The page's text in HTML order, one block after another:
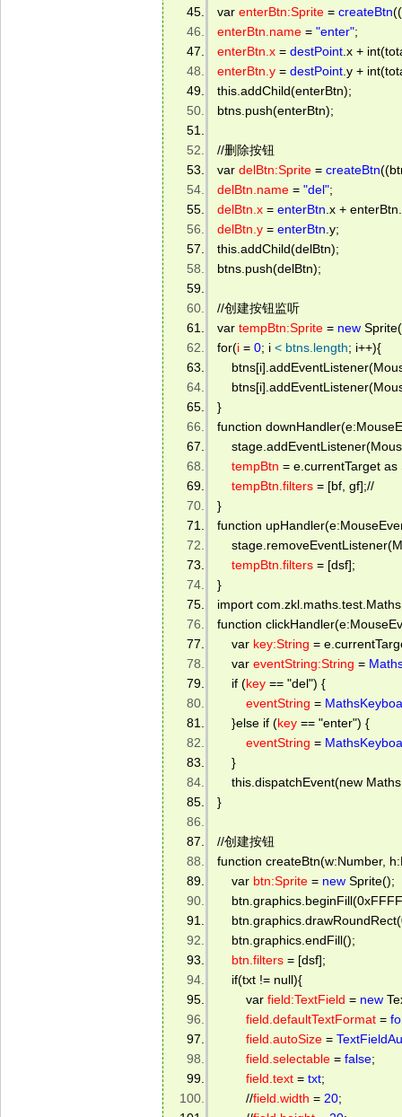
var enterBtn:Sprite = createBtn
enterBtn.name = "enter";
enterBtn.x = destPoint .x +
enterBtn.y = destPoint .y +
this.addChild(enterBtn);
btns.push(enterBtn);
//删除按钮
var delBtn:Sprite = createBtn
delBtn.name = "del";
delBtn.x = enterBtn .x +
delBtn.y = enterBtn .y;
this.addChild(delBtn);
btns.push(delBtn);
//创建按钮监听
var tempBtn:Sprite = new
for(i = 0; i < btns.length; i++){
}
function
tempBtn = e.currentTarget
tempBtn.filters = [bf, gf];//
}
function
tempBtn.filters = [dsf];
}
import
function
var key:String =
var eventString:String =
if (key == "del") {
eventString =
}else if (key == "enter") {
eventString =
}
this.dispatchEvent(new
}
//创建按钮
function createBtn(w:Number,
var btn:Sprite = new Sprite();
btn.graphics.endFill();
btn.filters = [dsf];
if(txt != null){
var field:TextField = new
field.defaultTextFormat =
field.autoSize =
field.selectable = false;
field.text = txt;
//field.width = 20;